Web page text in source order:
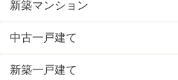
新築マンション
中古一戸建て
新築一戸建て